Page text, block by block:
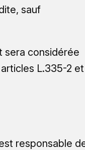
sauf
sera considérée
L.335-2 et
responsable